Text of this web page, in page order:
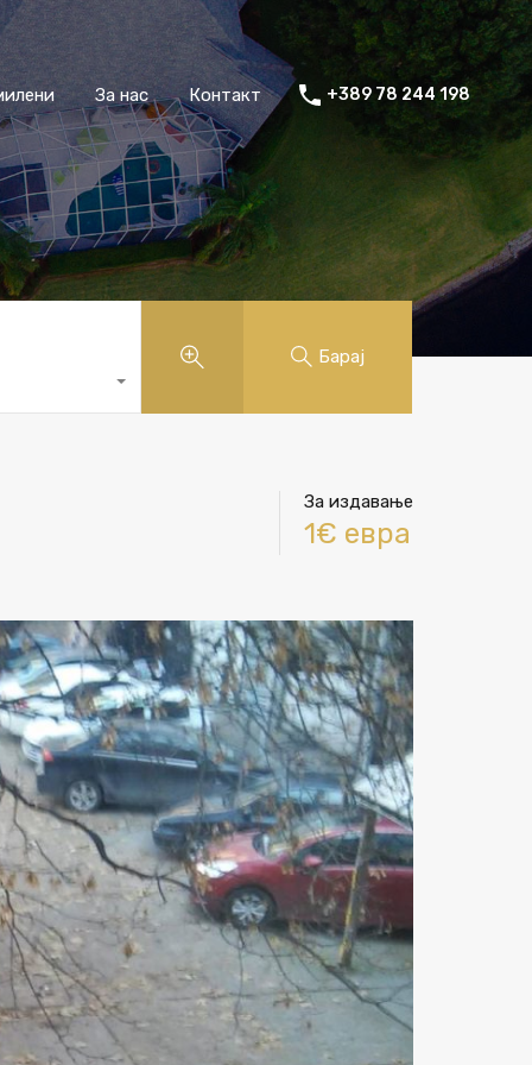
За нас Контакт +389 78 244 198
Барај
За издавање
1€ евра